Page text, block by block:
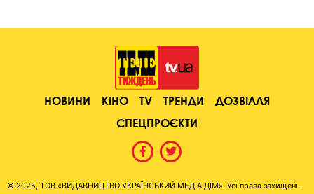
НОВИНИ КІНО TV ТРЕНДИ
ДОЗВІЛЛЯ
СПЕЦПРОЄКТИ
© 2025, ТОВ «ВИДАВНИЦТВО УКРАЇНСЬКИЙ МЕДІА ДІМ». Усі права захищені.